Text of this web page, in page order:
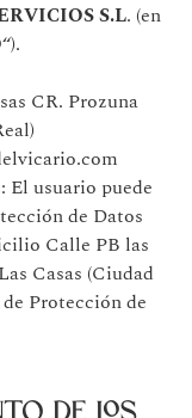
S.L. (en
“).
CR. Prozuna
El usuario puede
de Datos
Calle PB las
Casas (Ciudad
Protección de